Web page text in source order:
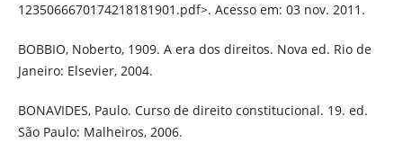
1235066670174218181901.pdf>. Acesso em: 03 nov. 2011.
BOBBIO, Noberto, 1909. A era dos direitos. Nova ed. Rio de
Janeiro: Elsevier, 2004.
BONAVIDES, Paulo. Curso de direito constitucional. 19. ed.
São Paulo: Malheiros, 2006.